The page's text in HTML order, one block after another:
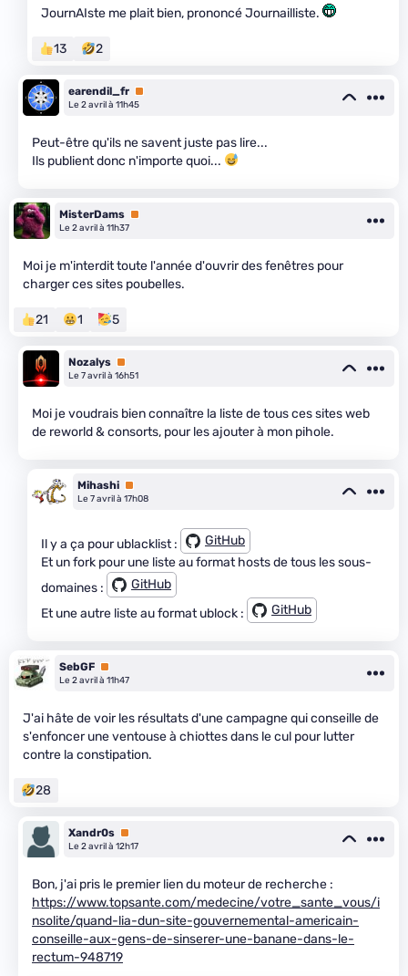
JournAIste me plait bien, prononcé Journailliste.
13 2
earendil_fr Premium
Le 2 avril à 11h45
Peut-être qu'ils ne savent juste pas lire...
Ils publient donc n'importe quoi...
MisterDams Premium
Le 2 avril à 11h37
Moi je m'interdit toute l'année d'ouvrir des fenêtres pour
charger ces sites poubelles.
21 1 5
Nozalys Premium
Le 7 avril à 16h51
Moi je voudrais bien connaître la liste de tous ces sites web
de reworld & consorts, pour les ajouter à mon pihole.
Mihashi Premium
Le 7 avril à 17h08
Il y a ça pour ublacklist :
GitHub
Et un fork pour une liste au format hosts de tous les sous-
domaines :
GitHub
Et une autre liste au format ublock :
GitHub
SebGF Premium
Le 2 avril à 11h47
J'ai hâte de voir les résultats d'une campagne qui conseille de
s'enfoncer une ventouse à chiottes dans le cul pour lutter
contre la constipation.
28
Xandr0s Premium
Le 2 avril à 12h17
Bon, j'ai pris le premier lien du moteur de recherche :
https://www.topsante.com/medecine/votre_sante_vous/i
nsolite/quand-lia-dun-site-gouvernemental-americain-
conseille-aux-gens-de-sinserer-une-banane-dans-le-
rectum-948719